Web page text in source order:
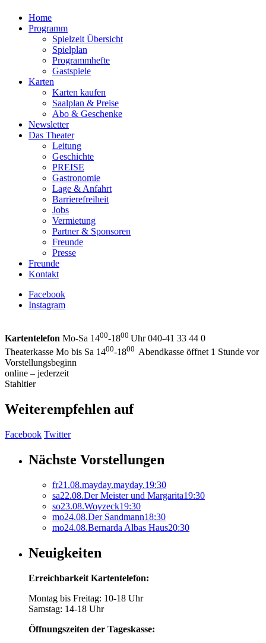
Home
Programm
Spielzeit Übersicht
Spielplan
Programmhefte
Gastspiele
Karten
Karten kaufen
Saalplan & Preise
Abo & Geschenke
Newsletter
Das Theater
Leitung
Geschichte
PREISE
Gastronomie
Lage & Anfahrt
Barrierefreiheit
Jobs
Vermietung
Partner & Sponsoren
Freunde
Presse
Freunde
Kontakt
Facebook
Instagram
Kartentelefon Mo-Sa 1400-1800 Uhr 040-41 33 44 0
Theaterkasse Mo bis Sa 1400-1800 Abendkasse öffnet 1 Stunde vor
Vorstellungsbeginn
online – jederzeit
Stahltier
Weiterempfehlen auf
Facebook Twitter
Nächste Vorstellungen
fr21.08.mayday.mayday.19:30
sa22.08.Der Meister und Margarita19:30
so23.08.Woyzeck19:30
mo24.08.Der Sandmann18:30
mo24.08.Bernarda Albas Haus20:30
Neuigkeiten
Erreichbarkeit Kartentelefon:
Montag bis Freitag: 10-18 Uhr
Samstag: 14-18 Uhr
Öffnungszeiten der Tageskasse: